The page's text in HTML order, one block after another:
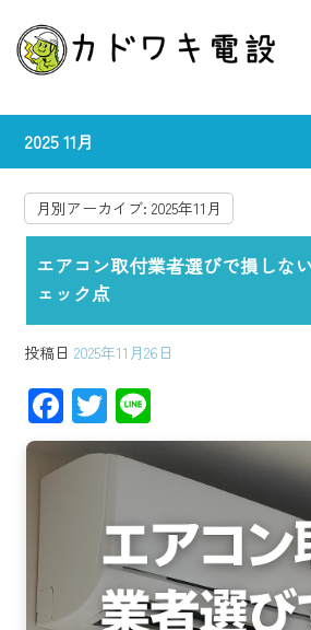
2025 11月
月別アーカイブ:2025年11月
エアコン取付業者選びで損しな
ェック点
投稿日 2025年11月26日
F
ac
e
ok
T
wi
tt
ne